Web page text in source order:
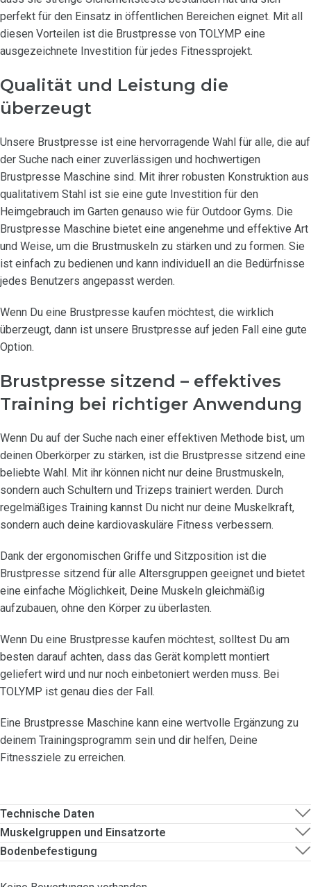
perfekt für den Einsatz in öffentlichen Bereichen eignet. Mit all
diesen Vorteilen ist die Brustpresse von TOLYMP eine
ausgezeichnete Investition für jedes Fitnessprojekt.
Qualität und Leistung die
überzeugt
Unsere Brustpresse ist eine hervorragende Wahl für alle, die auf
der Suche nach einer zuverlässigen und hochwertigen
Brustpresse Maschine sind. Mit ihrer robusten Konstruktion aus
qualitativem Stahl ist sie eine gute Investition für den
Heimgebrauch im Garten genauso wie für Outdoor Gyms. Die
Brustpresse Maschine bietet eine angenehme und effektive Art
und Weise, um die Brustmuskeln zu stärken und zu formen. Sie
ist einfach zu bedienen und kann individuell an die Bedürfnisse
jedes Benutzers angepasst werden.
Wenn Du eine Brustpresse kaufen möchtest, die wirklich
überzeugt, dann ist unsere Brustpresse auf jeden Fall eine gute
Option.
Brustpresse sitzend – effektives
Training bei richtiger Anwendung
Wenn Du auf der Suche nach einer effektiven Methode bist, um
deinen Oberkörper zu stärken, ist die Brustpresse sitzend eine
beliebte Wahl. Mit ihr können nicht nur deine Brustmuskeln,
sondern auch Schultern und Trizeps trainiert werden. Durch
regelmäßiges Training kannst Du nicht nur deine Muskelkraft,
sondern auch deine kardiovaskuläre Fitness verbessern.
Dank der ergonomischen Griffe und Sitzposition ist die
Brustpresse sitzend für alle Altersgruppen geeignet und bietet
eine einfache Möglichkeit, Deine Muskeln gleichmäßig
aufzubauen, ohne den Körper zu überlasten.
Wenn Du eine Brustpresse kaufen möchtest, solltest Du am
besten darauf achten, dass das Gerät komplett montiert
geliefert wird und nur noch einbetoniert werden muss. Bei
TOLYMP ist genau dies der Fall.
Eine Brustpresse Maschine kann eine wertvolle Ergänzung zu
deinem Trainingsprogramm sein und dir helfen, Deine
Fitnessziele zu erreichen.
Technische Daten
Muskelgruppen und Einsatzorte
Bodenbefestigung